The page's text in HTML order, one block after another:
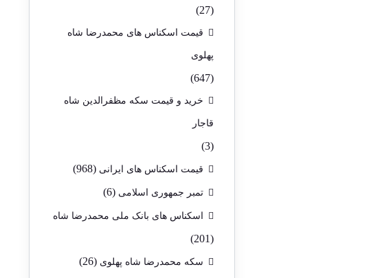
(27)
قیمت اسکناس های محمدرضا شاه
پهلوی
(647)
خرید و قیمت سکه مظفرالدین شاه
قاجار
(3)
قیمت اسکناس های ایرانی (968)
تمبر جمهوری اسلامی (6)
اسکناس های بانک ملی محمدرضا شاه
(201)
سکه محمدرضا شاه پهلوی (26)